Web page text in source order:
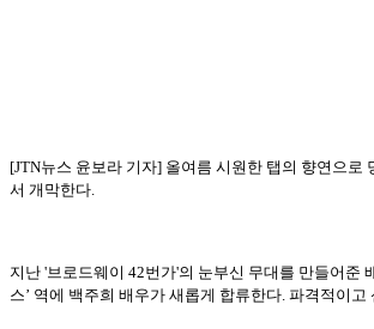
[JTN뉴스 윤보라 기자] 올여름 시원한 탭의 향연으
서 개막한다.
지난 '브로드웨이 42번가'의 눈부신 무대를 만들어준
스’ 역에 백주희 배우가 새롭게 합류한다. 파격적이